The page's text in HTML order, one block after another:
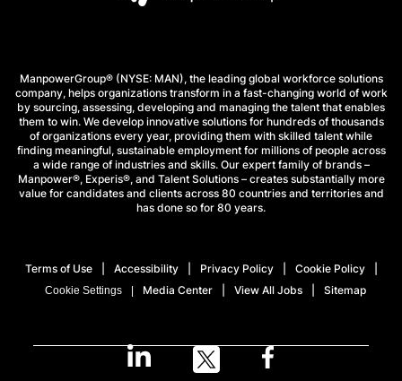
ManpowerGroup® (NYSE: MAN), the leading global workforce solutions
company, helps organizations transform in a fast-changing world of work
by sourcing, assessing, developing and managing the talent that enables
them to win. We develop innovative solutions for hundreds of thousands
of organizations every year, providing them with skilled talent while
finding meaningful, sustainable employment for millions of people across
a wide range of industries and skills. Our expert family of brands –
Manpower®, Experis®, and Talent Solutions – creates substantially more
value for candidates and clients across 80 countries and territories and
has done so for 80 years.
Terms of Use Accessibility Privacy Policy Cookie Policy
Cookie Settings Media Center View All Jobs Sitemap